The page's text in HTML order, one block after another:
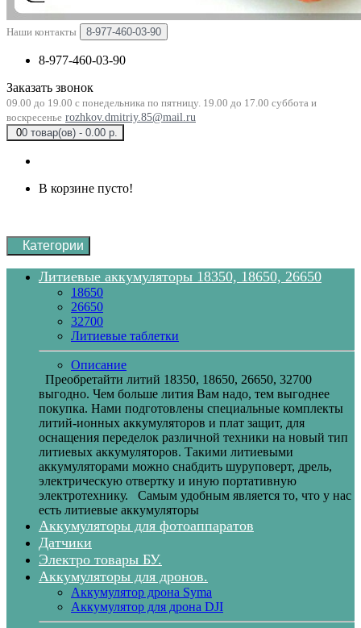
Наши контакты 8-977-460-03-90
8-977-460-03-90
Заказать звонок
09.00 до 19.00 с понедельника по пятницу. 19.00 до 17.00 суббота и
воскресенье rozhkov.dmitriy.85@mail.ru
00 товар(ов) - 0.00 р.
В корзине пусто!
Категории
Литиевые аккумуляторы 18350, 18650, 26650
18650
26650
32700
Литиевые таблетки
Описание
Преобретайти литий 18350, 18650, 26650, 32700
выгодно. Чем больше лития Вам надо, тем выгоднее
покупка. Нами подготовлены специальные комплекты
литий-ионных аккумуляторов и плат защит, для
оснащения переделок различной техники на новый тип
литиевых аккумуляторов. Такими литиевыми
аккумуляторами можно снабдить шуруповерт, дрель,
электрическую отвертку и иную портативную
электротехнику. Самым удобным является то, что у нас
есть литиевые аккумуляторы
Аккумуляторы для фотоаппаратов
Датчики
Электро товары БУ.
Аккумуляторы для дронов.
Аккумулятор дрона Syma
Аккумулятор для дрона DJI